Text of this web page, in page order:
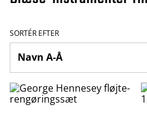
SORTÉR EFTER